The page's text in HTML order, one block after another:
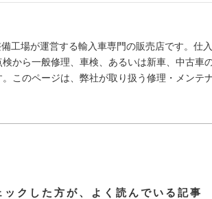
工場が運営する輸入車専門の販売店です。仕
から一般修理、車検、あるいは新車、中古車
このページは、弊社が取り扱う修理・メンテ
ックした方が、よく読んでいる記事